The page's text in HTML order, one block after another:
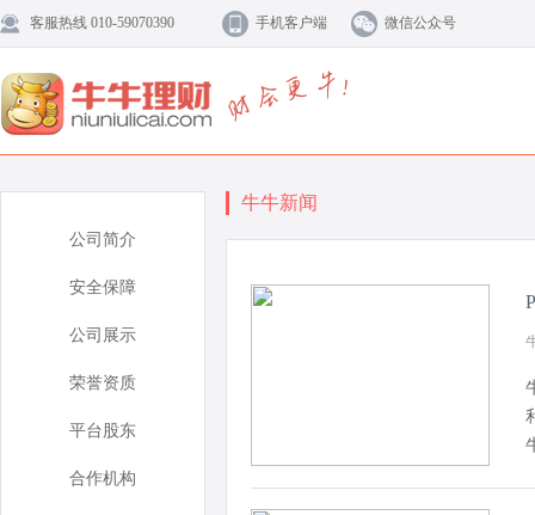
客服热线 010-59070390 手机客户端 微信公众号
公司简介
安全保障
公司展示
荣誉资质
平台股东
合作机构
牛牛新闻